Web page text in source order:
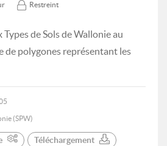
Restreint
de Sols de Wallonie au
de polygones représentant les
(SPW)
Téléchargement